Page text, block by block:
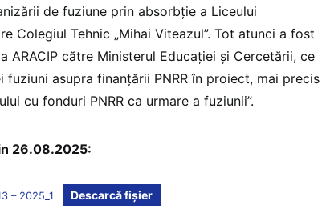
de fuziune prin absorbție a Liceului
Colegiul Tehnic „Mihai Viteazul”. Tot atunci a fost
ARACIP către Ministerul Educației și Cercetării, ce
fuziuni asupra finanțării PNRR în proiect, mai precis
cu fonduri PNRR ca urmare a fuziunii”.
26.08.2025:
– 2025_1 Descarcă fișier